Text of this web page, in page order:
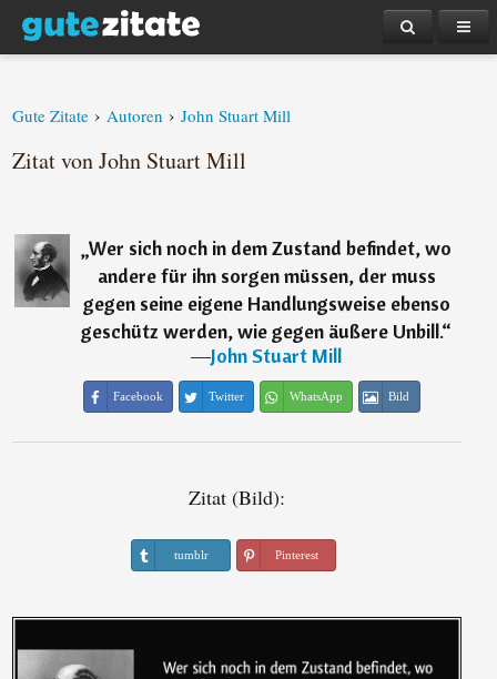
Gute Zitate › Autoren › John Stuart Mill
Zitat von John Stuart Mill
„Wer sich noch in dem Zustand befindet, wo
andere für ihn sorgen müssen, der muss
gegen seine eigene Handlungsweise ebenso
geschütz werden, wie gegen äußere Unbill.“
―John Stuart Mill
Facebook Twitter WhatsApp Bild
Zitat (Bild):
tumblr Pinterest